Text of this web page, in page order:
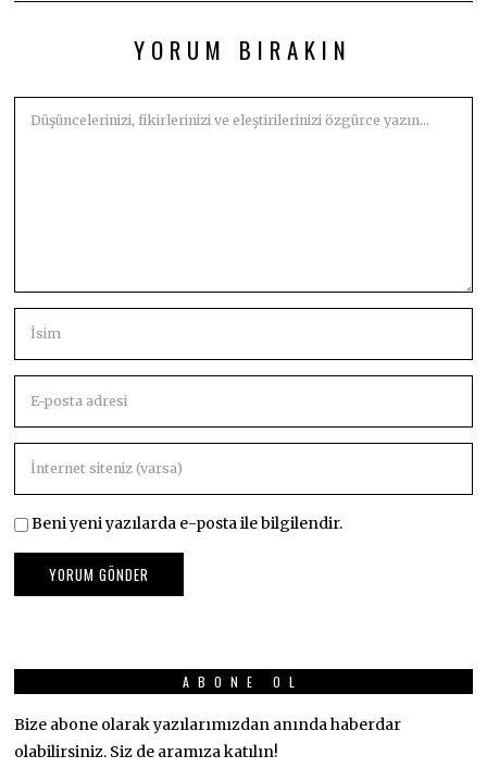
YORUM BIRAKIN
Beni yeni yazılarda e-posta ile bilgilendir.
ABONE OL
Bize abone olarak yazılarımızdan anında haberdar
olabilirsiniz. Siz de aramıza katılın!